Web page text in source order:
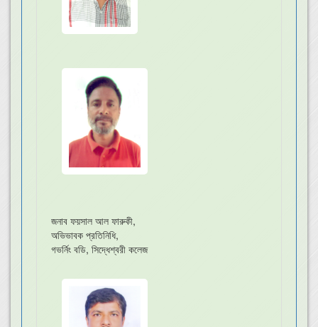
জনাব ফয়সাল আল ফারুকী,
অভিভাবক প্রতিনিধি,
গভর্নিং বডি, সিদ্ধেশ্বরী কলেজ